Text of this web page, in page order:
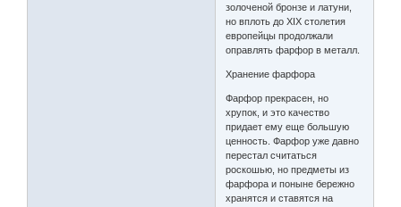
золоченой бронзе и латуни,
но вплоть до XIX столетия
европейцы продолжали
оправлять фарфор в металл.
Хранение фарфора
Фарфор прекрасен, но
хрупок, и это качество
придает ему еще большую
ценность. Фарфор уже давно
перестал считаться
роскошью, но предметы из
фарфора и поныне бережно
хранятся и ставятся на